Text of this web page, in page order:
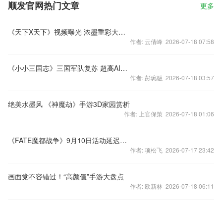
顺发官网热门文章 更多
《天下X天下》视频曝光 浓墨重彩大荒世界充满韵味
作者: 云倩峰 2026-07-18 07:58
《小小三国志》三国军队复苏 超高AI改变团战
作者: 彭琬融 2026-07-18 03:57
绝美水墨风 《神魔劫》手游3D家园赏析
作者: 上官保策 2026-07-18 01:06
《FATE魔都战争》9月10日活动延迟说明公告
作者: 项松飞 2026-07-17 23:42
画面党不容错过！“高颜值”手游大盘点
作者: 欧新林 2026-07-18 06:11